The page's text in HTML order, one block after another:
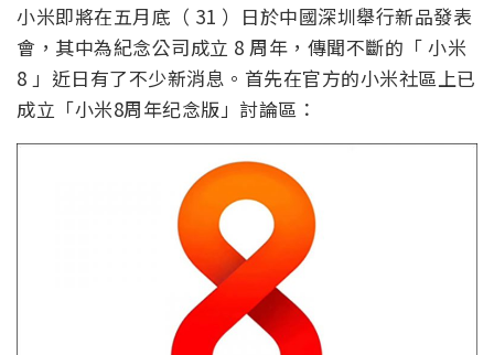
小米即將在五月底（ 31 ）日於中國深圳舉行新品發表
會，其中為紀念公司成立 8 周年，傳聞不斷的「 小米
8 」近日有了不少新消息。首先在官方的小米社區上已
成立「小米8周年纪念版」討論區：